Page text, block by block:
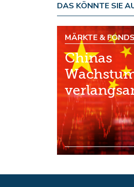
DAS KÖNNTE SIE
MÄRKTE &
Chinas